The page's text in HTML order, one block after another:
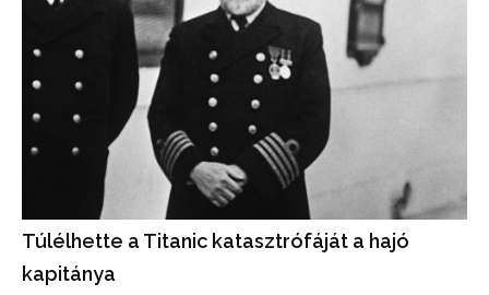
Túlélhette a Titanic katasztrófáját a hajó
kapitánya